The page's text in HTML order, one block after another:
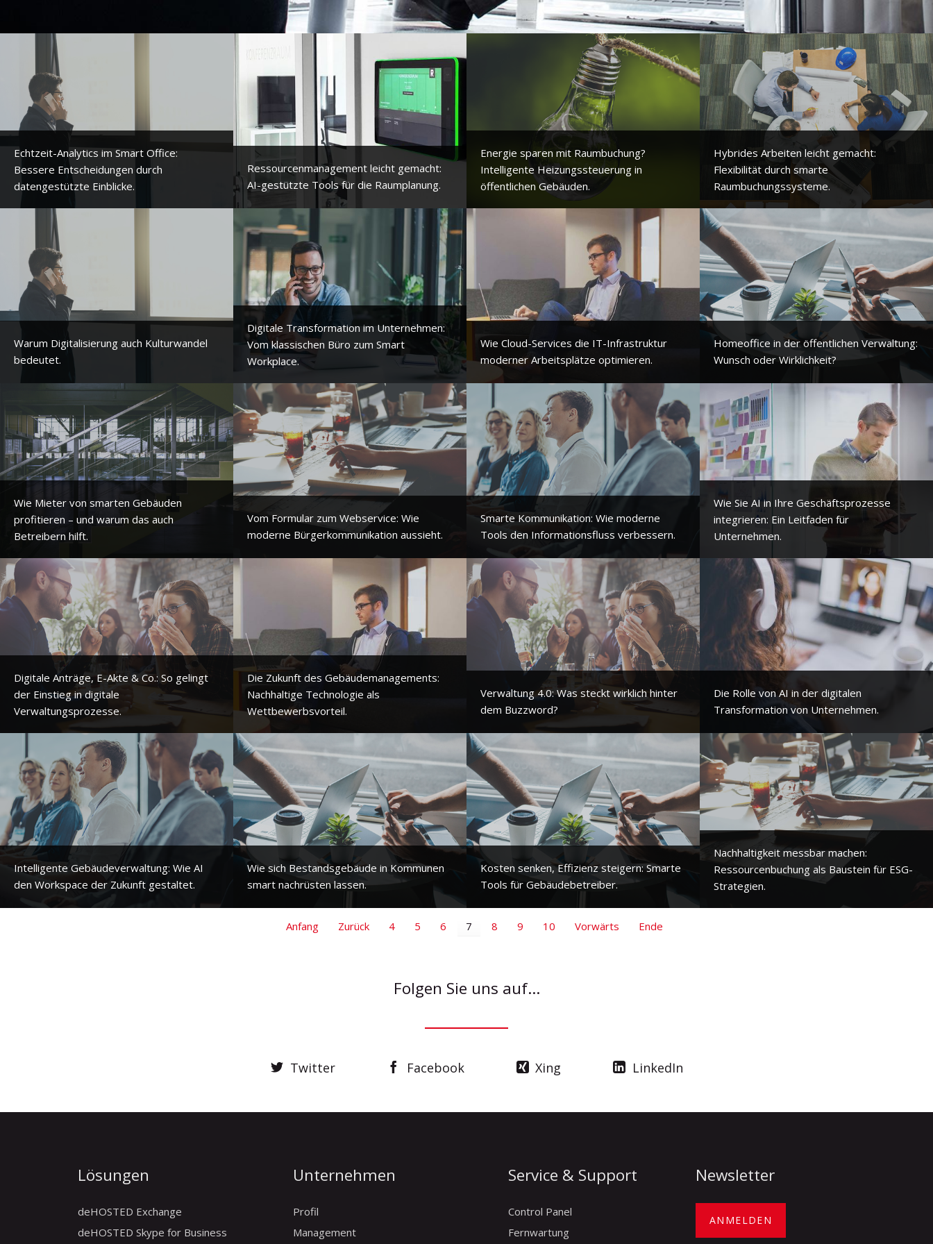
Echtzeit-Analytics im Smart Office:
Bessere Entscheidungen durch
datengestützte Einblicke.
Ressourcenmanagement leicht gemacht:
AI-gestützte Tools für die Raumplanung.
Energie sparen mit Raumbuchung?
Intelligente Heizungssteuerung in
öffentlichen Gebäuden.
Hybrides Arbeiten leicht gemacht:
Flexibilität durch smarte
Raumbuchungssysteme.
Warum Digitalisierung auch Kulturwandel
bedeutet.
Digitale Transformation im Unternehmen:
Vom klassischen Büro zum Smart
Workplace.
Wie Cloud-Services die IT-Infrastruktur
moderner Arbeitsplätze optimieren.
Homeoffice in der öffentlichen Verwaltung:
Wunsch oder Wirklichkeit?
Wie Mieter von smarten Gebäuden
profitieren – und warum das auch
Betreibern hilft.
Vom Formular zum Webservice: Wie
moderne Bürgerkommunikation aussieht.
Smarte Kommunikation: Wie moderne
Tools den Informationsfluss verbessern.
Wie Sie AI in Ihre Geschäftsprozesse
integrieren: Ein Leitfaden für
Unternehmen.
Digitale Anträge, E-Akte & Co.: So gelingt
der Einstieg in digitale
Verwaltungsprozesse.
Die Zukunft des Gebäudemanagements:
Nachhaltige Technologie als
Wettbewerbsvorteil.
Verwaltung 4.0: Was steckt wirklich hinter
dem Buzzword?
Die Rolle von AI in der digitalen
Transformation von Unternehmen.
Intelligente Gebäudeverwaltung: Wie AI
den Workspace der Zukunft gestaltet.
Wie sich Bestandsgebäude in Kommunen
smart nachrüsten lassen.
Kosten senken, Effizienz steigern: Smarte
Tools für Gebäudebetreiber.
Nachhaltigkeit messbar machen:
Ressourcenbuchung als Baustein für ESG-
Strategien.
Anfang Zurück 4 5 6 7 8 9 10 Vorwärts Ende
Folgen Sie uns auf...
Twitter Facebook Xing LinkedIn
Lösungen
deHOSTED Exchange
deHOSTED Skype for Business
Unternehmen
Profil
Management
Service & Support
Control Panel
Fernwartung
Newsletter
ANMELDEN